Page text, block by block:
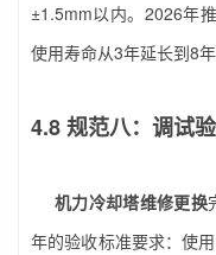
±1.5mm以内。2026年
使用寿命从3年延长到8年
4.8 规范八：调试
机力冷却塔维修更换
年的验收标准要求：使